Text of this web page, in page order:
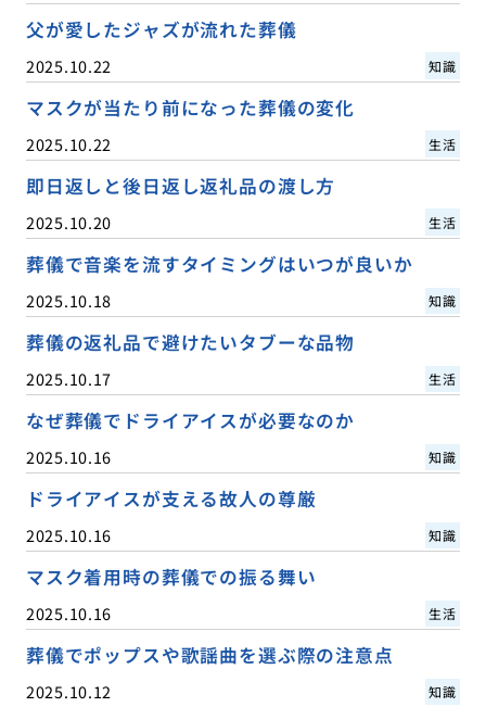
父が愛したジャズが流れた葬儀
2025.10.22 知識
マスクが当たり前になった葬儀の変化
2025.10.22 生活
即日返しと後日返し返礼品の渡し方
2025.10.20 生活
葬儀で音楽を流すタイミングはいつが良いか
2025.10.18 知識
葬儀の返礼品で避けたいタブーな品物
2025.10.17 生活
なぜ葬儀でドライアイスが必要なのか
2025.10.16 知識
ドライアイスが支える故人の尊厳
2025.10.16 知識
マスク着用時の葬儀での振る舞い
2025.10.16 生活
葬儀でポップスや歌謡曲を選ぶ際の注意点
2025.10.12 知識